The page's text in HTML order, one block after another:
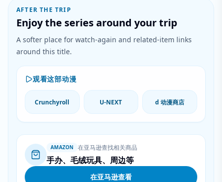
AFTER THE TRIP
Enjoy the series around your trip
A softer place for watch-again and related-item links
around this title.
观看这部动漫
Crunchyroll U-NEXT d 动漫商店
AMAZON 在亚马逊查找相关商品
手办、毛绒玩具、周边等
在亚马逊查看